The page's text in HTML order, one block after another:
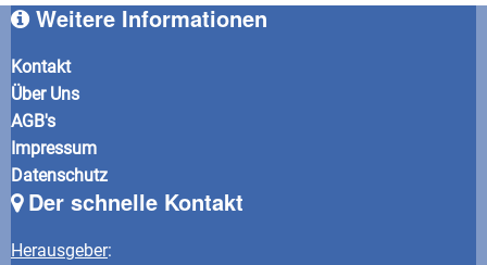
Weitere Informationen
Kontakt
Über Uns
AGB's
Impressum
Datenschutz
Der schnelle Kontakt
Herausgeber: